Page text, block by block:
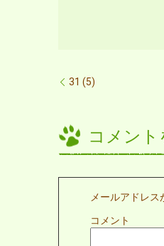
31 (5)
コメント
メールアドレス
コメント